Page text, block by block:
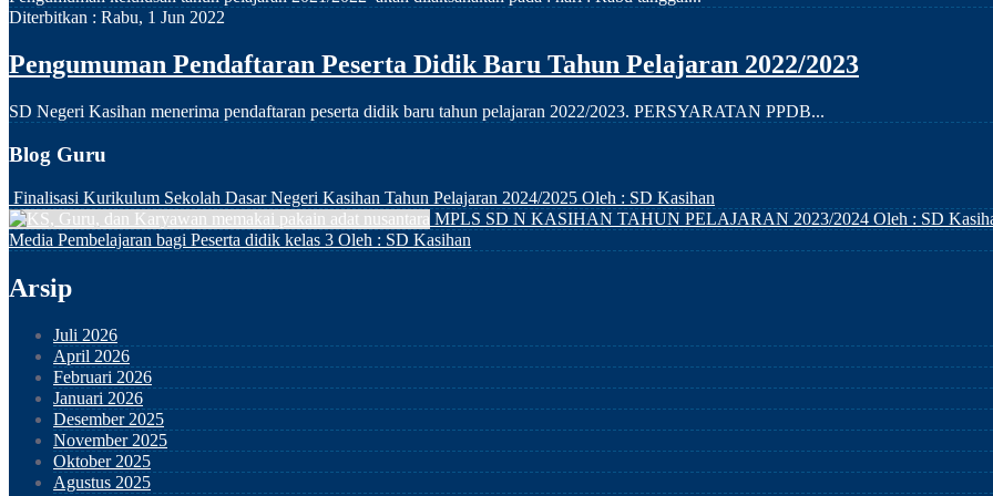
Diterbitkan : Rabu, 1 Jun 2022
Pengumuman Pendaftaran Peserta Didik Baru Tahun Pelajaran 2022/2023
SD Negeri Kasihan menerima pendaftaran peserta didik baru tahun pelajaran 2022/2023. PERSYARATAN PPDB...
Blog Guru
Finalisasi Kurikulum Sekolah Dasar Negeri Kasihan Tahun Pelajaran 2024/2025 Oleh : SD Kasihan
MPLS SD N KASIHAN TAHUN PELAJARAN 2023/2024 Oleh : SD
Media Pembelajaran bagi Peserta didik kelas 3 Oleh : SD Kasihan
Arsip
Juli 2026
April 2026
Februari 2026
Januari 2026
Desember 2025
November 2025
Oktober 2025
Agustus 2025